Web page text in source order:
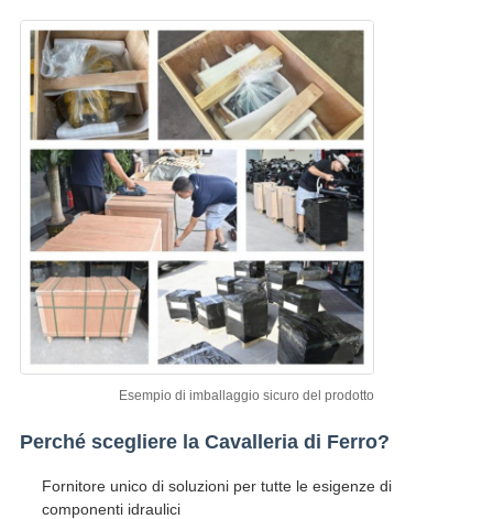
Esempio di imballaggio sicuro del prodotto
Perché scegliere la Cavalleria di Ferro?
Fornitore unico di soluzioni per tutte le esigenze di
componenti idraulici